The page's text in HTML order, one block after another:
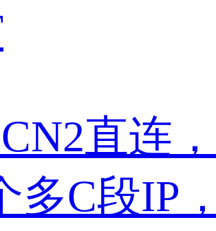
直连
多C段IP